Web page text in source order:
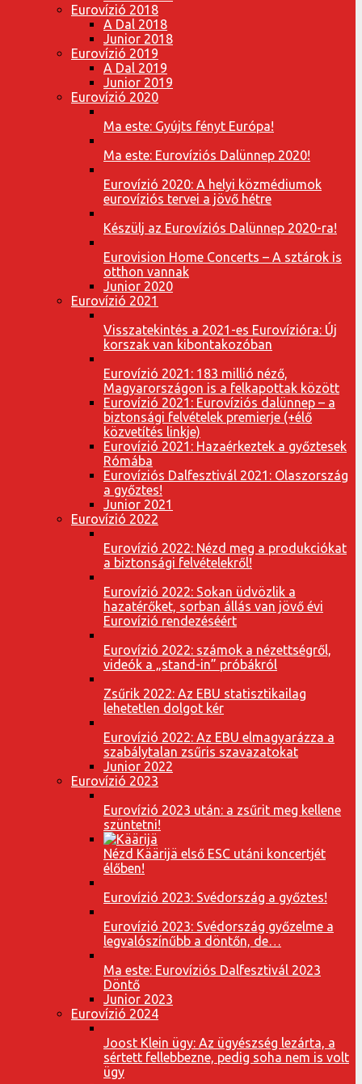
Eurovízió 2018
A Dal 2018
Junior 2018
Eurovízió 2019
A Dal 2019
Junior 2019
Eurovízió 2020
Ma este: Gyújts fényt Európa!
Ma este: Eurovíziós Dalünnep 2020!
Eurovízió 2020: A helyi közmédiumok
eurovíziós tervei a jövő hétre
Készülj az Eurovíziós Dalünnep 2020-ra!
Eurovision Home Concerts – A sztárok is
otthon vannak
Junior 2020
Eurovízió 2021
Visszatekintés a 2021-es Eurovízióra: Új
korszak van kibontakozóban
Eurovízió 2021: 183 millió néző,
Magyarországon is a felkapottak között
Eurovízió 2021: Eurovíziós dalünnep – a
biztonsági felvételek premierje (+élő
közvetítés linkje)
Eurovízió 2021: Hazaérkeztek a győztesek
Rómába
Eurovíziós Dalfesztivál 2021: Olaszország
a győztes!
Junior 2021
Eurovízió 2022
Eurovízió 2022: Nézd meg a produkciókat
a biztonsági felvételekről!
Eurovízió 2022: Sokan üdvözlik a
hazatérőket, sorban állás van jövő évi
Eurovízió rendezéséért
Eurovízió 2022: számok a nézettségről,
videók a „stand-in” próbákról
Zsűrik 2022: Az EBU statisztikailag
lehetetlen dolgot kér
Eurovízió 2022: Az EBU elmagyarázza a
szabálytalan zsűris szavazatokat
Junior 2022
Eurovízió 2023
Eurovízió 2023 után: a zsűrit meg kellene
szüntetni!
Nézd Käärijä első ESC utáni koncertjét
élőben!
Eurovízió 2023: Svédország a győztes!
Eurovízió 2023: Svédország győzelme a
legvalószínűbb a döntőn, de…
Ma este: Eurovíziós Dalfesztivál 2023
Döntő
Junior 2023
Eurovízió 2024
Joost Klein ügy: Az ügyészség lezárta, a
sértett fellebbezne, pedig soha nem is volt
ügy